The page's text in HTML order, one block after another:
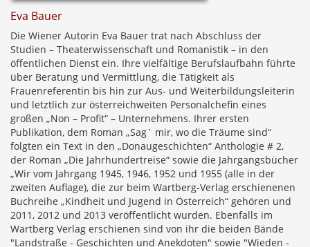
Eva Bauer
Die Wiener Autorin Eva Bauer trat nach Abschluss der
Studien – Theaterwissenschaft und Romanistik – in den
öffentlichen Dienst ein. Ihre vielfältige Berufslaufbahn führte
über Beratung und Vermittlung, die Tätigkeit als
Frauenreferentin bis hin zur Aus- und Weiterbildungsleiterin
und letztlich zur österreichweiten Personalchefin eines
großen „Non – Profit“ – Unternehmens. Ihrer ersten
Publikation, dem Roman „Sag` mir, wo die Träume sind“
folgten ein Text in den „Donaugeschichten“ Anthologie # 2,
der Roman „Die Jahrhundertreise“ sowie die Jahrgangsbücher
„Wir vom Jahrgang 1945, 1946, 1952 und 1955 (alle in der
zweiten Auflage), die zur beim Wartberg-Verlag erschienenen
Buchreihe „Kindheit und Jugend in Österreich“ gehören und
2011, 2012 und 2013 veröffentlicht wurden. Ebenfalls im
Wartberg Verlag erschienen sind von ihr die beiden Bände
"Landstraße - Geschichten und Anekdoten" sowie "Wieden -